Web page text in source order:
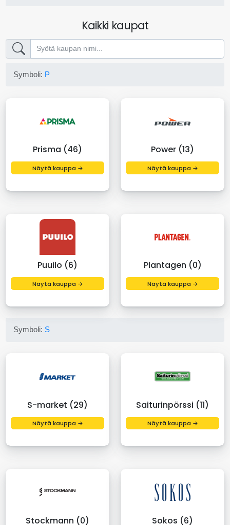
Kaikki kaupat
Symboli: P
Prisma (46)
Näytä kauppa →
Power (13)
Näytä kauppa →
Puuilo (6)
Näytä kauppa →
Plantagen (0)
Näytä kauppa →
Symboli: S
S-market (29)
Näytä kauppa →
Saiturinpörssi (11)
Näytä kauppa →
Stockmann (0) Sokos (6)